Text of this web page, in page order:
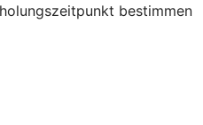
bestimmen